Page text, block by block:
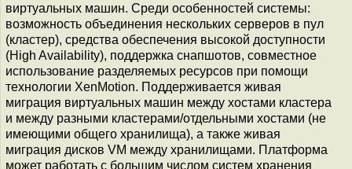
виртуальных машин. Среди особенностей системы:
возможность объединения нескольких серверов в пул
(кластер), средства обеспечения высокой доступности
(High Availability), поддержка снапшотов, совместное
использование разделяемых ресурсов при помощи
технологии XenMotion. Поддерживается живая
миграция виртуальных машин между хостами кластера
и между разными кластерами/отдельными хостами (не
имеющими общего хранилища), а также живая
миграция дисков VM между хранилищами. Платформа
может работать с большим числом систем хранения